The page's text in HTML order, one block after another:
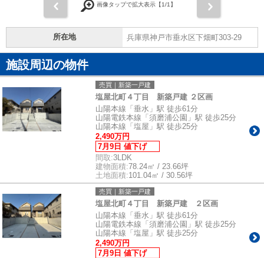
画像タップで拡大表示【1/1】
所在地 兵庫県神戸市垂水区下畑町303-29
施設周辺の物件
売買｜新築一戸建
塩屋北町４丁目 新築戸建 ２区画
山陽本線「垂水」駅 徒歩61分
山陽電鉄本線「須磨浦公園」駅 徒歩25分
山陽本線「塩屋」駅 徒歩25分
2,490万円
7月9日 値下げ
間取:3LDK
建物面積:78.24㎡ / 23.66坪
土地面積:101.04㎡ / 30.56坪
売買｜新築一戸建
塩屋北町４丁目 新築戸建 ２区画
山陽本線「垂水」駅 徒歩61分
山陽電鉄本線「須磨浦公園」駅 徒歩25分
山陽本線「塩屋」駅 徒歩25分
2,490万円
7月9日 値下げ